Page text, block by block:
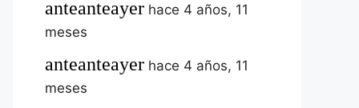
anteanteayer hace 4 años, 11
meses
anteanteayer hace 4 años, 11
meses